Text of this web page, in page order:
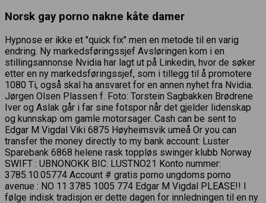
Norsk gay porno nakne kåte damer
Hypnose er ikke et ″quick fix″ men en metode til en varig
endring. Ny markedsføringssjef Avsløringen kom i en
stillingsannonse Nvidia har lagt ut på Linkedin, hvor de søker
etter en ny markedsføringssjef, som i tillegg til å promotere
1080 Ti, også skal ha ansvaret for en annen nyhet fra Nvidia.
Jørgen Olsen Plassen f. Foto: Torstein Sagbakken Brødrene
Iver og Aslak går i far sine fotspor når det gjelder lidenskap
og kunnskap om gamle motorsager. Cash can be sent to
Edgar M Vigdal Viki 6875 Høyheimsvik umeå Or you can
transfer the money directly to my bank account: Luster
Sparebank 6868 helene rask toppløs swinger klubb Norway
SWIFT : UBNONOKK BIC: LUSTNO21 Konto nummer:
3785.10.05774 Account # gratis porno ungdoms porno
avenue : NO 11 3785 1005 774 Edgar M Vigdal PLEASE!! I
følge indisk tradisjon er dette dagen for innledningen til en ny